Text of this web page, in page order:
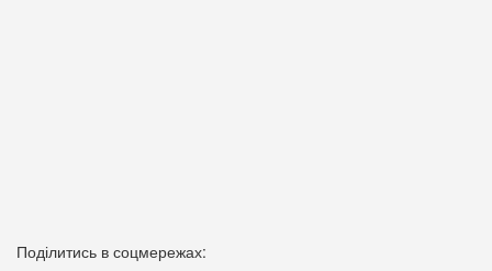
Поділитись в соцмережах: